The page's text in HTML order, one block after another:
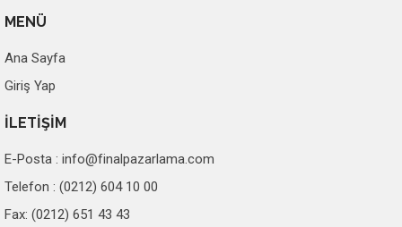
MENÜ
Ana Sayfa
Giriş Yap
İLETİŞİM
E-Posta : info@finalpazarlama.com
Telefon : (0212) 604 10 00
Fax: (0212) 651 43 43